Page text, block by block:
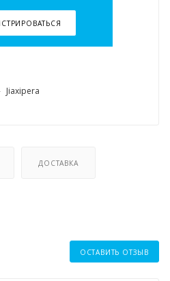
Jiaxipera
ДОСТАВКА
ОСТАВИТЬ ОТЗЫВ